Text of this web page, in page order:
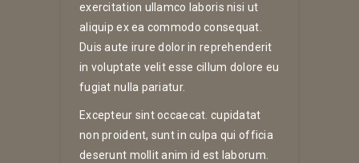
exercitation ullamco laboris nisi ut
aliquip ex ea commodo consequat.
Duis aute irure dolor in reprehenderit
in voluptate velit esse cillum dolore eu
fugiat nulla pariatur.
Excepteur sint occaecat. cupidatat
non proident, sunt in culpa qui officia
deserunt mollit anim id est laborum.